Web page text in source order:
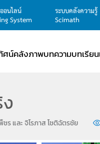
อนไลน์
System
ระบบคลังความรู้
Scimath
ศน์คลังภาพบทความบทเรียน
ชร และ จิโรภาส โชติฉัตรชัย